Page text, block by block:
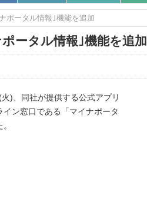
ポータル情報｣機能を追加
ータル情報｣機能を追加
)、同社が提供する公式アプリ
イン窓口である「マイナポータ